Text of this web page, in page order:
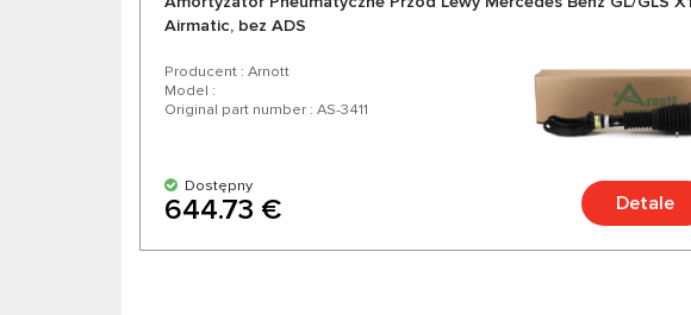
Airmatic, bez ADS
Producent : Arnott
Model :
Original part number : AS-3411
Dostępny
644.73 € Detale